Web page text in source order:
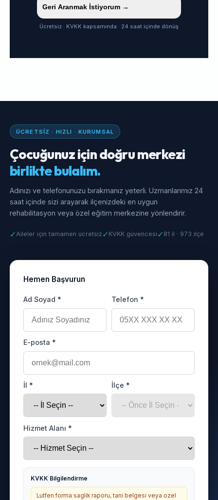
Geri Aranmak İstiyorum →
Ücretsiz · KVKK kapsamında · 24 saat içinde dönüş
ÜCRETSIZ · HIZLI · KURUMSAL
Çocuğunuz için doğru merkezi
birlikte bulalım.
Adınızı ve telefonunuzu bırakmanız yeterli. Uzmanlarımız 24
saat içinde sizi arayarak ilçenizdeki en uygun
rehabilitasyon veya özel eğitim merkezine yönlendirir.
✓Aileler için tamamen ücretsiz ✓ KVKK güvencesi ✓ 81 il · 973 ilçe
Hemen Başvurun
Ad Soyad * Telefon *
E-posta *
İl * İlçe *
Hizmet Alanı *
KVKK Bilgilendirme
Lutfen forma saglik raporu, tani belgesi veya ozel